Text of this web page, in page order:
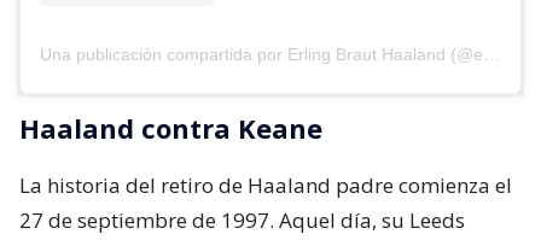
Haaland contra Keane
La historia del retiro de Haaland padre comienza el
27 de septiembre de 1997. Aquel día, su Leeds